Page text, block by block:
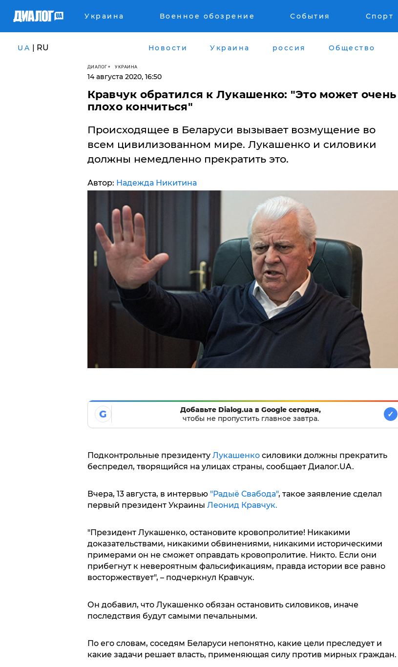
Украина Военное обозрение События Спорт
UA | RU Новости Украина россия Общество
ДИАЛОГ УКРАИНА
14 августа 2020, 16:50
Кравчук обратился к Лукашенко: "Это может очень
плохо кончиться"
Происходящее в Беларуси вызывает возмущение во
всем цивилизованном мире. Лукашенко и силовики
должны немедленно прекратить это.
Автор: Надежда Никитина
G
Добавьте Dialog.ua в Google сегодня,
чтобы не пропустить главное завтра.
✓
Подконтрольные президенту Лукашенкосиловики должны прекратить
беспредел, творящийся на улицах страны, сообщает Диалог.UA.
Вчера, 13 августа, в интервью"Радыё Свабода", такое заявление сделал
первый президент Украины Леонид Кравчук.
"Президент Лукашенко, остановите кровопролитие! Никакими
доказательствами, никакими обвинениями, никакими историческими
примерами он не сможет оправдать кровопролитие. Никто. Если они
прибегнут к невероятным фальсификациям, правда истории все равно
восторжествует", – подчеркнул Кравчук.
Он добавил, что Лукашенко обязан остановить силовиков, иначе
последствия будут самыми печальными.
По его словам, соседям Беларуси непонятно, какие цели преследует и
какие задачи решает власть, применяющая силу против мирных граждан.